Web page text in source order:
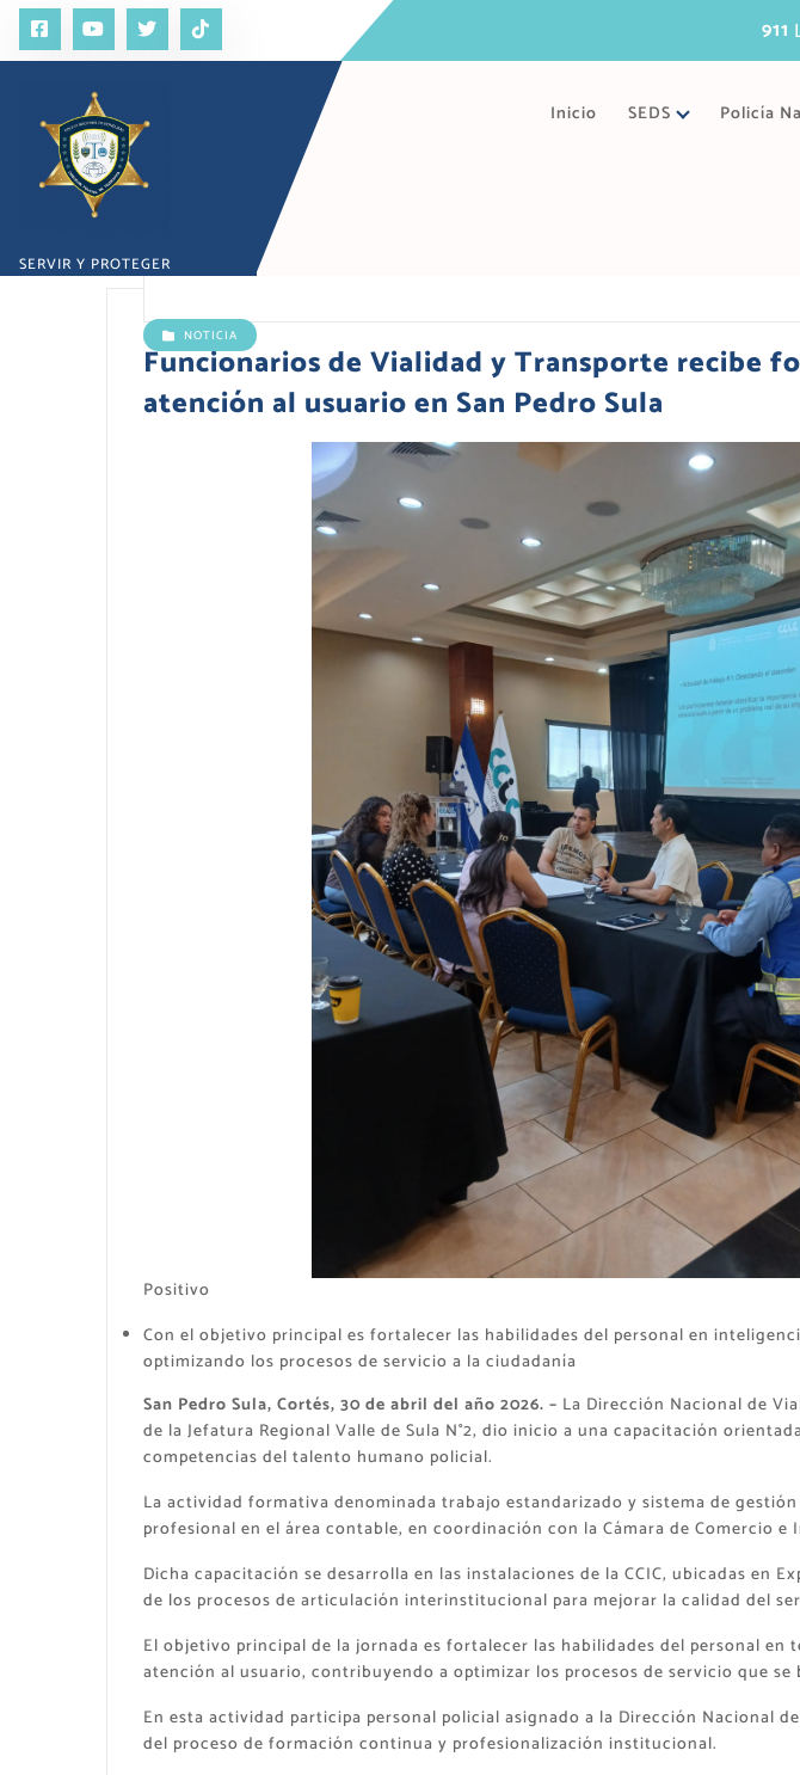
l
n
ún
SERVIR Y PROTEGER
Inicio SEDS Policía
NOTICIA
Funcionarios de Vialidad y Transporte recibe
atención al usuario en San Pedro Sula
Positivo
Con el objetivo principal es fortalecer las habilidades del personal en
optimizando los procesos de servicio a la ciudadanía
San Pedro Sula, Cortés, 30 de abril del año 2026. – La Dirección Nacional de
de la Jefatura Regional Valle de Sula N°2, dio inicio a una capacitación
competencias del talento humano policial.
La actividad formativa denominada trabajo estandarizado y sistema de
profesional en el área contable, en coordinación con la Cámara de Comercio e
Dicha capacitación se desarrolla en las instalaciones de la CCIC, ubicadas en
de los procesos de articulación interinstitucional para mejorar la calidad del
El objetivo principal de la jornada es fortalecer las habilidades del personal en
atención al usuario, contribuyendo a optimizar los procesos de servicio que se
En esta actividad participa personal policial asignado a la Dirección Nacional
del proceso de formación continua y profesionalización institucional.